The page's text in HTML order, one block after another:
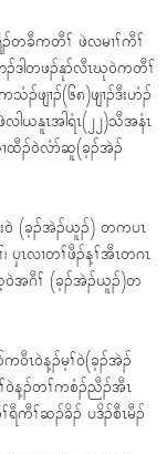
ၣ်တခီကတီၢ် ဖဲလမၢၢ်ကီၢ်
ဒါတဖၣ်နုာ်လီၤဃု၀ဲကတီၢ်
ဖျၢၣ်(၆၈)ဖျၢၣ်ဒီးဟံၣ်
ါယနူၤအါရံၤ(၂၂)သီအနံၤ
ထီၣ်၀ဲလံာ်ဆူ(ခ့ၣ်အဲၣ်
၀ဲ (ခ့ၣ်အဲၣ်ယူၣ်) တကပၤ
ၦၤလၢတၢ်ဖီၣ်န့ၢ်အီၤတဂၤ
အဂီၢ် (ခ့ၣ်အဲၣ်ယူၣ်)တ
ၤ၀ဲန့ၣ်မ့ၢ်၀ဲ(ခ့ၣ်အဲၣ်
၀ဲန့ၣ်တၢ်ကစံၣ်ညီၣ်အီၤ
ကီၢ်ဆၣ်ခိၣ် ပဒိၣ်စီၤမီၣ်